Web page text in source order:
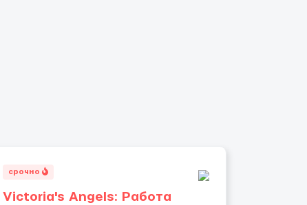
срочно
Victoria's Angels: Работа